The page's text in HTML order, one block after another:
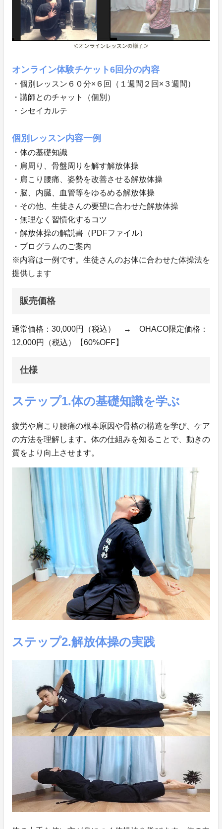
オンライン体験チケット6回分の内容
・個別レッスン６０分×６回（１週間２回×３週間）
・講師とのチャット（個別）
・シセイカルテ
個別レッスン内容一例
・体の基礎知識
・肩周り、骨盤周りを解す解放体操
・肩こり腰痛、姿勢を改善させる解放体操
・脳、内臓、血管等をゆるめる解放体操
・その他、生徒さんの要望に合わせた解放体操
・無理なく習慣化するコツ
・解放体操の解説書（PDFファイル）
・プログラムのご案内
※内容は一例です。生徒さんのお体に合わせた体操法を
提供します
販売価格
通常価格：30,000円（税込） → OHACO限定価格：
12,000円（税込）【60%OFF】
仕様
ステップ1.体の基礎知識を学ぶ
疲労や肩こり腰痛の根本原因や骨格の構造を学び、ケア
の方法を理解します。体の仕組みを知ることで、動きの
質をより向上させます。
ステップ2.解放体操の実践